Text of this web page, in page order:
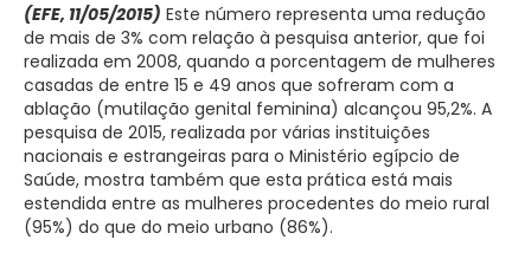
(EFE, 11/05/2015) Este número representa uma redução
de mais de 3% com relação à pesquisa anterior, que foi
realizada em 2008, quando a porcentagem de mulheres
casadas de entre 15 e 49 anos que sofreram com a
ablação (mutilação genital feminina) alcançou 95,2%. A
pesquisa de 2015, realizada por várias instituições
nacionais e estrangeiras para o Ministério egípcio de
Saúde, mostra também que esta prática está mais
estendida entre as mulheres procedentes do meio rural
(95%) do que do meio urbano (86%).